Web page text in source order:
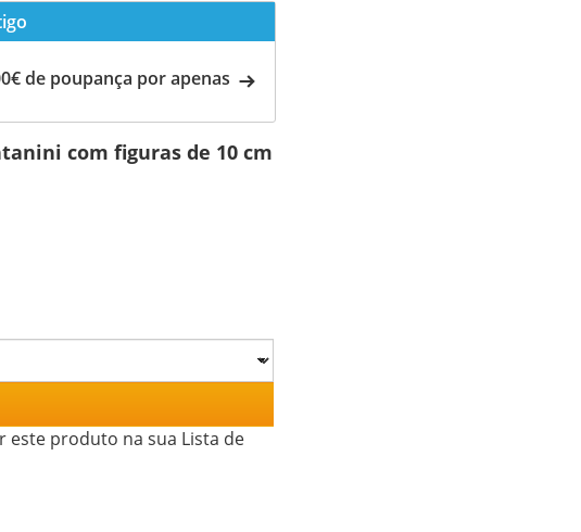
de poupança por apenas
com figuras de 10 cm
este produto na sua Lista de